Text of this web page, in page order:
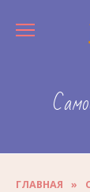
ГЛАВНАЯ »